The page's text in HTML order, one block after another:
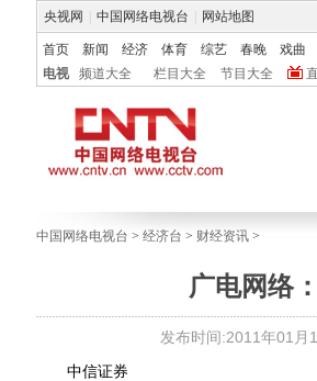
央视网 中国网络电视台 网站地图
首页 新闻 经济 体育 综艺 春晚
戏曲
电视
频道大全 栏目大全 节目大全
中国网络电视台 > 经济台 > 财经资讯 >
广电网络
发布时间:2011年01
中信证券